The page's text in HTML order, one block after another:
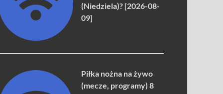
(Niedziela)? [2026-08-
09]
Piłka nożna na żywo
(mecze, programy) 8